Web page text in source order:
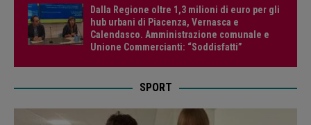
Dalla Regione oltre 1,3 milioni di euro per gli
hub urbani di Piacenza, Vernasca e
Calendasco. Amministrazione comunale e
Unione Commercianti: “Soddisfatti”
SPORT